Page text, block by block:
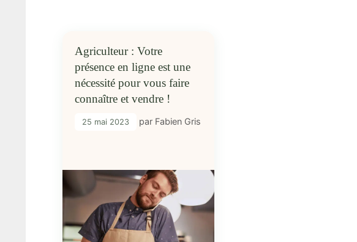
Agriculteur : Votre
présence en ligne est une
nécessité pour vous faire
connaître et vendre !
25 mai 2023 par Fabien Gris